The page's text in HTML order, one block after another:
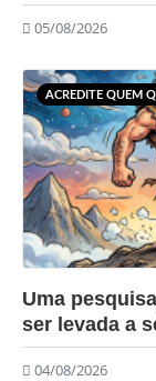
05/08/2026
ACREDITE QUEM
?>
Uma
ser levada a
04/08/2026